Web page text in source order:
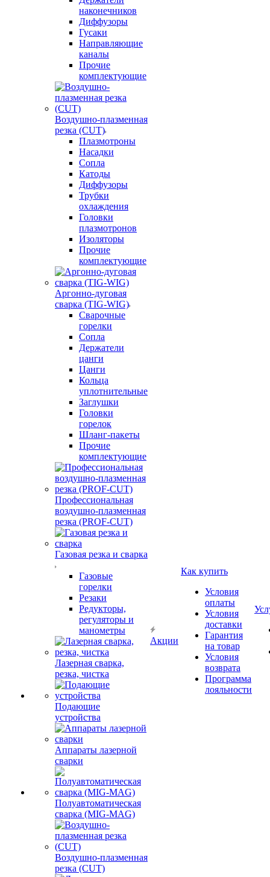
наконечников
Диффузоры
Гусаки
Направляющие
каналы
Прочие
комплектующие
Воздушно-плазменная
резка (CUT)
Плазмотроны
Насадки
Сопла
Катоды
Диффузоры
Трубки
охлаждения
Головки
плазмотронов
Изоляторы
Прочие
комплектующие
Аргонно-дуговая
сварка (TIG-WIG)
Сварочные
горелки
Сопла
Держатели
цанги
Цанги
Кольца
уплотнительные
Заглушки
Головки
горелок
Шланг-пакеты
Прочие
комплектующие
Профессиональная
воздушно-плазменная
резка (PROF-CUT)
Газовая резка и сварка
Газовые
горелки
Резаки
Редукторы,
регуляторы и
манометры
Лазерная сварка,
резка, чистка
Подающие
устройства
Аппараты лазерной
сварки
Полуавтоматическая
сварка (MIG-MAG)
Воздушно-плазменная
резка (CUT)
Акции
Как купить
Условия
оплаты
Условия
доставки
Гарантия
на товар
Условия
возврата
Программа
лояльности